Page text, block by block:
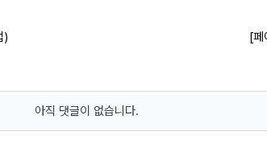
)
[페
아직 댓글이 없습니다.